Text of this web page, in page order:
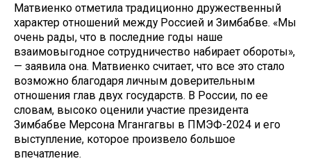
Матвиенко отметила традиционно дружественный
характер отношений между Россией и Зимбабве. «Мы
очень рады, что в последние годы наше
взаимовыгодное сотрудничество набирает обороты»,
— заявила она. Матвиенко считает, что все это стало
возможно благодаря личным доверительным
отношения глав двух государств. В России, по ее
словам, высоко оценили участие президента
Зимбабве Мерсона Мгангагвы в ПМЭФ-2024 и его
выступление, которое произвело большое
впечатление.